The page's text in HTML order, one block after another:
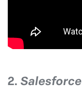
2. Salesforce